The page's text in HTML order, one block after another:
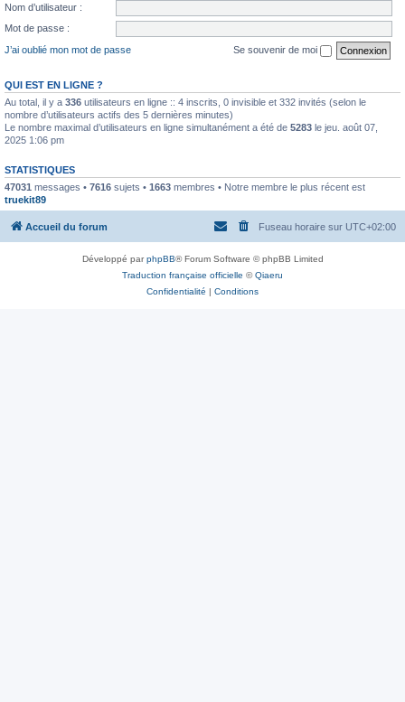
Nom d’utilisateur :
Mot de passe :
J’ai oublié mon mot de passe
Se souvenir de moi
QUI EST EN LIGNE ?
Au total, il y a 336 utilisateurs en ligne :: 4 inscrits, 0 invisible et 332 invités (selon le
nombre d’utilisateurs actifs des 5 dernières minutes)
Le nombre maximal d’utilisateurs en ligne simultanément a été de 5283 le jeu. août 07,
2025 1:06 pm
STATISTIQUES
47031 messages • 7616 sujets • 1663 membres • Notre membre le plus récent est
truekit89
Accueil du forum Fuseau horaire sur UTC+02:00
Développé parphpBB® Forum Software © phpBB Limited
Traduction française officielle ©Qiaeru
Confidentialité | Conditions